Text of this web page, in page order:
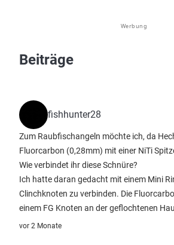
Werbung
Beiträge
fishhunter28
Zum Raubfischangeln möchte ich, da
Fluorcarbon (0,28mm) mit einer NiTi
Wie verbindet ihr diese Schnüre?
Ich hatte daran gedacht mit einem Mini
Clinchknoten zu verbinden. Die
einem FG Knoten an der geflochtenen
vor 2 Monate